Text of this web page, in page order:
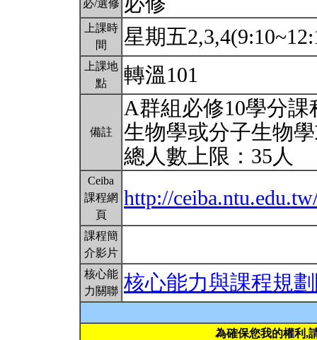
必/選修
上課時
間
星期五
上課地
點
轉溫101
備註
A群組必修10學分
生物學或分子生物
總人數上限：35人
Ceiba
課程網
頁
http://
課程簡
介影片
核心能
力關聯 核心能力與課程規
為確保您我的權利,